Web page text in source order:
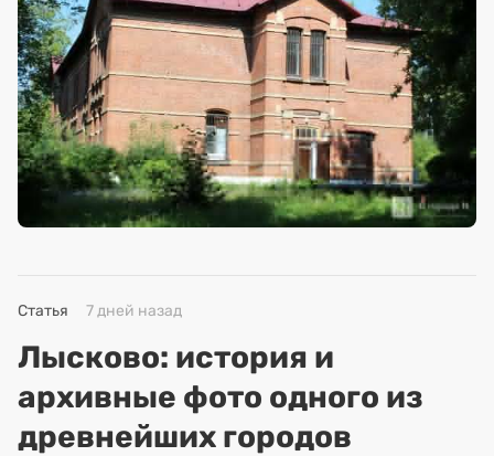
Статья 7 дней назад
Лысково: история и
архивные фото одного из
древнейших городов